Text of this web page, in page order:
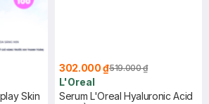
Skin
302.000 ₫519.000 ₫
L'Oreal
Serum L'Oreal Hyaluronic Acid